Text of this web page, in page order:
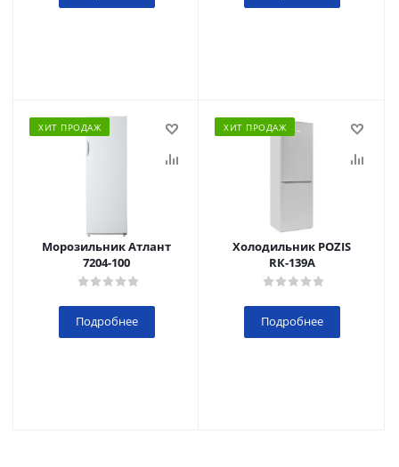
ХИТ ПРОДАЖ
Морозильник Атлант
7204-100
Подробнее
ХИТ ПРОДАЖ
Холодильник POZIS
RК-139А
Подробнее